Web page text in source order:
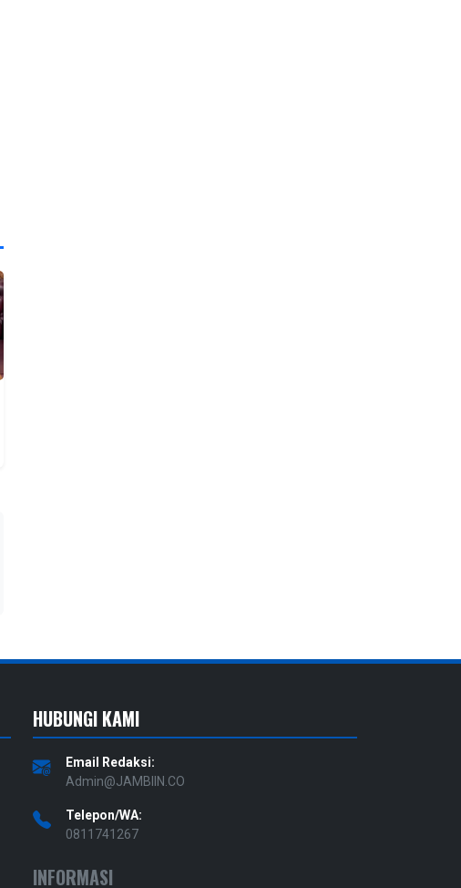
HUBUNGI KAMI
Email Redaksi:
Admin@JAMBIIN.CO
Telepon/WA:
0811741267
INFORMASI